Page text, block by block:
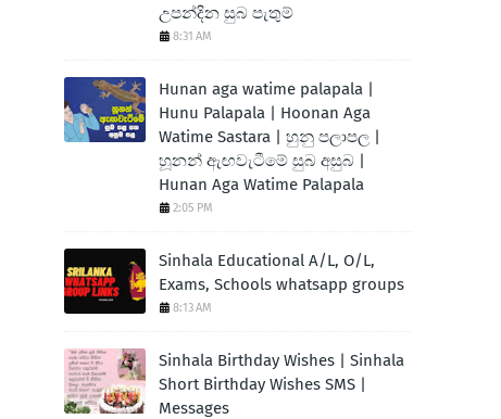
උපන්දින සුබ පැතුම්
8:31 AM
Hunan aga watime palapala |
Hunu Palapala | Hoonan Aga
Watime Sastara | හුනු පලාපල |
හූනන් ඇඟවැටීමේ සුබ අසුබ |
Hunan Aga Watime Palapala
2:05 PM
Sinhala Educational A/L, O/L,
Exams, Schools whatsapp groups
8:13 AM
Sinhala Birthday Wishes | Sinhala
Short Birthday Wishes SMS |
Messages